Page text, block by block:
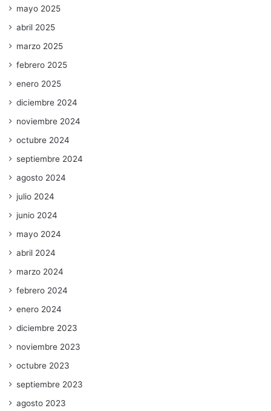
mayo 2025
abril 2025
marzo 2025
febrero 2025
enero 2025
diciembre 2024
noviembre 2024
octubre 2024
septiembre 2024
agosto 2024
julio 2024
junio 2024
mayo 2024
abril 2024
marzo 2024
febrero 2024
enero 2024
diciembre 2023
noviembre 2023
octubre 2023
septiembre 2023
agosto 2023